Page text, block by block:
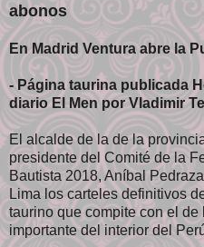
abonos
En Madrid Ventura abre la
- Página taurina publicada
diario El Men por Vladimir
El alcalde de la de la
presidente del Comité de la
Bautista 2018, Aníbal
Lima los carteles definitivos
taurino que compite con el
importante del interior del